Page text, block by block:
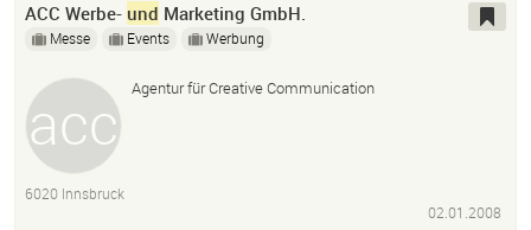
ACC Werbe- und Marketing GmbH.
Messe Events Werbung
Agentur für Creative Communication
6020 Innsbruck
02.01.2008